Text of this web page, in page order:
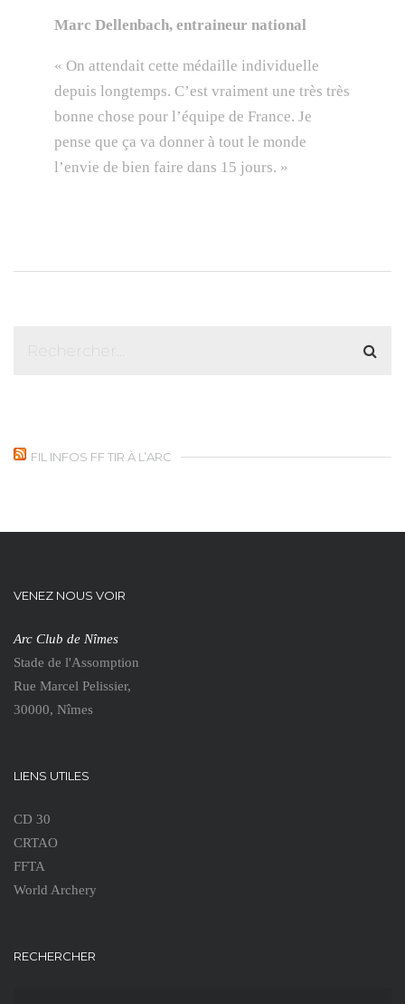
Marc Dellenbach, entraineur national
« On attendait cette médaille individuelle
depuis longtemps. C’est vraiment une très très
bonne chose pour l’équipe de France. Je
pense que ça va donner à tout le monde
l’envie de bien faire dans 15 jours. »
FIL INFOS FF TIR À L’ARC
VENEZ NOUS VOIR
Arc Club de Nîmes
Stade de l'Assomption
Rue Marcel Pelissier,
30000, Nîmes
LIENS UTILES
CD 30
CRTAO
FFTA
World Archery
RECHERCHER